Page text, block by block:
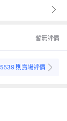
暫無評價
5539 則賣場評價